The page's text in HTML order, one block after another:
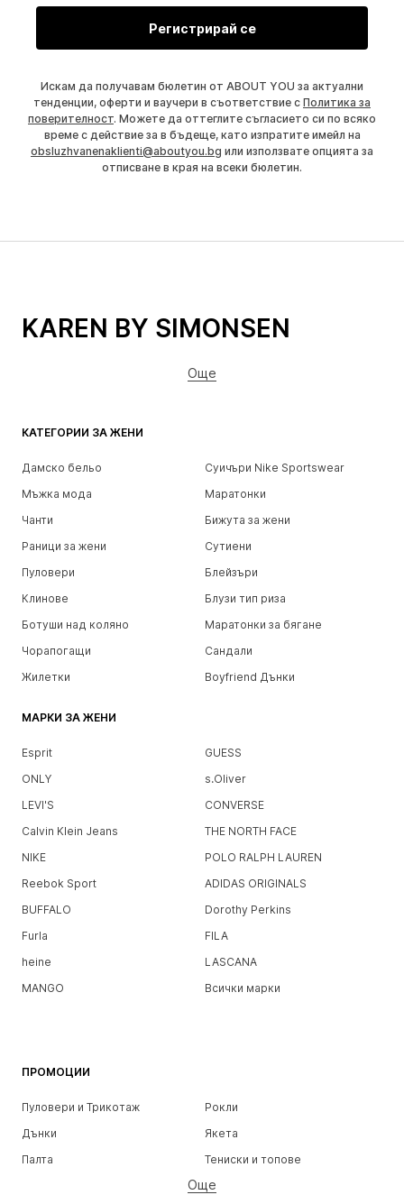
Регистрирай се
Искам да получавам бюлетин от ABOUT YOU за актуални
тенденции, оферти и ваучери в съответствие с Политика за
поверителност. Можете да оттеглите съгласието си по всяко
време с действие за в бъдеще, като изпратите имейл на
obsluzhvanenaklienti@aboutyou.bg или използвате опцията за
отписване в края на всеки бюлетин.
КАТЕГОРИИ ЗА ЖЕНИ
Дамско бельо
Суичъри Nike Sportswear
Мъжка мода
Маратонки
Чанти
Бижута за жени
Раници за жени
Сутиени
Пуловери
Блейзъри
Клинове
Блузи тип риза
Ботуши над коляно
Маратонки за бягане
Чорапогащи
Сандали
Жилетки
Boyfriend Дънки
МАРКИ ЗА ЖЕНИ
Esprit
GUESS
ONLY
s.Oliver
LEVI'S
CONVERSE
Calvin Klein Jeans
THE NORTH FACE
NIKE
POLO RALPH LAUREN
Reebok Sport
ADIDAS ORIGINALS
BUFFALO
Dorothy Perkins
Furla
FILA
heine
LASCANA
MANGO
Всички марки
ПРОМОЦИИ
Пуловери и Трикотаж
Рокли
Дънки
Якета
Палта
Тениски и топове
Бельо
Още
KAREN BY SIMONSEN
Още